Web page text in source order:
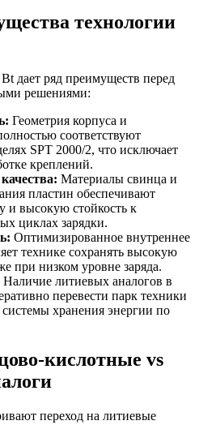
технологии
дает ряд преимуществ перед
решениями:
Геометрия корпуса и
соответствуют
SPT 2000/2, что исключает
креплений.
Материалы свинца и
пластин обеспечивают
и высокую стойкость к
циклах зарядки.
Оптимизированное внутреннее
технике сохранять высокую
при низком уровне заряда.
Наличие литиевых аналогов в
перевести парк техники
хранения энергии по
кислотные vs
переход на литиевые